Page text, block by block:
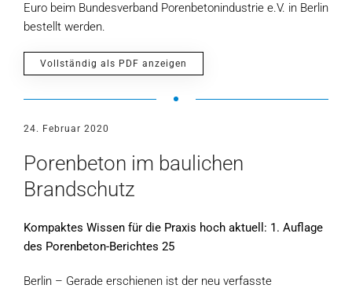
Euro beim Bundesverband Porenbetonindustrie e.V. in Berlin
bestellt werden.
Vollständig als PDF anzeigen
24. Februar 2020
Porenbeton im baulichen
Brandschutz
Kompaktes Wissen für die Praxis hoch aktuell: 1. Auflage
des Porenbeton-Berichtes 25
Berlin – Gerade erschienen ist der neu verfasste